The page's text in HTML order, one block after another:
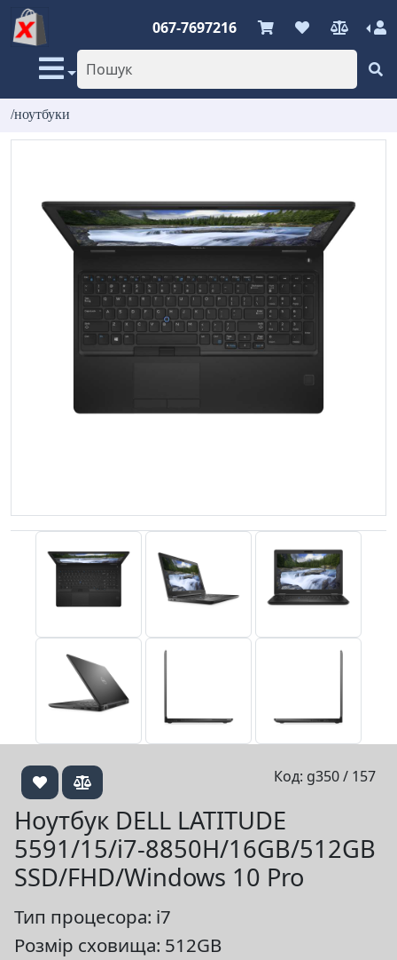
067-7697216
/ноутбуки
Код: g350 / 157
Ноутбук DELL LATITUDE
5591/15/i7-8850H/16GB/512GB
SSD/FHD/Windows 10 Pro
Тип процесора: i7
Розмір сховища: 512GB